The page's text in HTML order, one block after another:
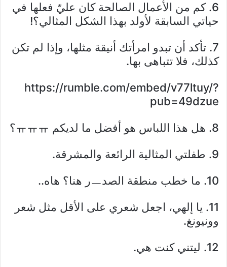
6. كم من الأعمال الصالحة كان عليّ فعلها في
حياتي السابقة لأولد بهذا الشكل المثالي؟!
7. تأكد أن تبدو امرأتك أنيقة مثلها، وإذا لم تكن
كذلك، فلا تتباهى بها.
https://rumble.com/embed/v77ltuy/?
pub=49dzue
8. هل هذا اللباس هو أفضل ما لديكم ㅠㅠㅠ؟
9. طفلتي المثالية الرائعة والمشرقة.
10. ما خطب منطقة الصدㅡر هنا؟ هاه..
11. يا إلهي، اجعل شعري على الأقل مثل شعر
وونيونغ.
12. ليتني كنت هي.